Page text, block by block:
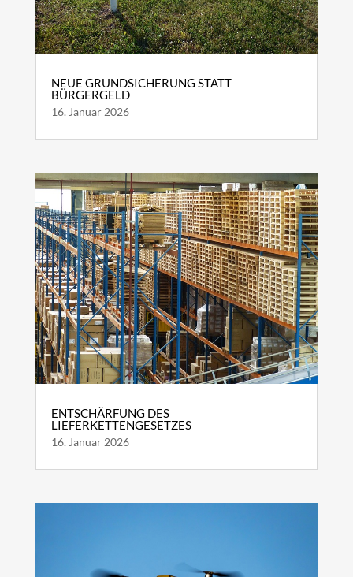
NEUE GRUNDSICHERUNG STATT
BÜRGERGELD
16. Januar 2026
ENTSCHÄRFUNG DES
LIEFERKETTENGESETZES
16. Januar 2026